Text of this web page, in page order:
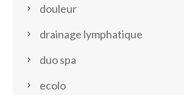
douleur
drainage lymphatique
duo spa
ecolo